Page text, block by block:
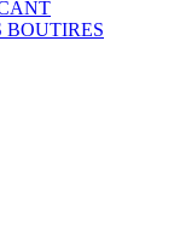
BOUTIRES